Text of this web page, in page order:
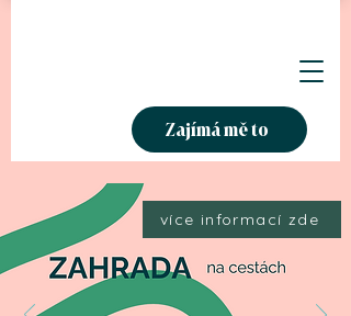
Zajímá mě to
více informací zde